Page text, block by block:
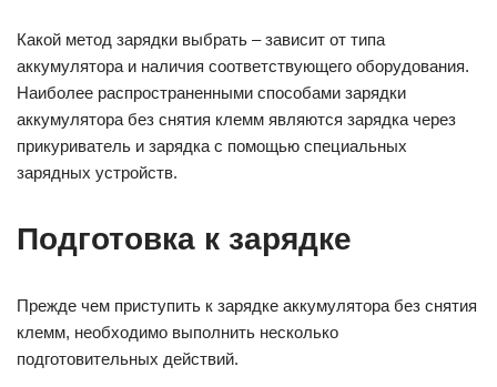
Какой метод зарядки выбрать – зависит от типа
аккумулятора и наличия соответствующего оборудования.
Наиболее распространенными способами зарядки
аккумулятора без снятия клемм являются зарядка через
прикуриватель и зарядка с помощью специальных
зарядных устройств.
Подготовка к зарядке
Прежде чем приступить к зарядке аккумулятора без снятия
клемм, необходимо выполнить несколько
подготовительных действий.